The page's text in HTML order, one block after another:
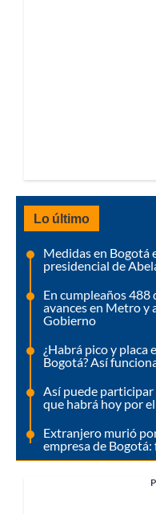
Lo último
Medidas en Bogotá
presidencial de
En cumpleaños 488
avances en Metro y
Gobierno
¿Habrá pico y placa
Bogotá? Así
Así puede
que habrá hoy por
Extranjero murió
empresa de